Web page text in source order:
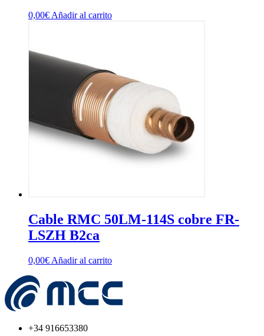
0,00€ Añadir al carrito
Cable RMC 50LM-114S cobre FR-
LSZH B2ca
0,00€ Añadir al carrito
+34 916653380